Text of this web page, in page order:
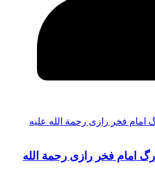
امام فخر رازی رحمة الله